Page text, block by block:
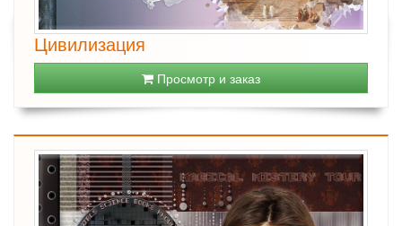
Цивилизация
Просмотр и заказ